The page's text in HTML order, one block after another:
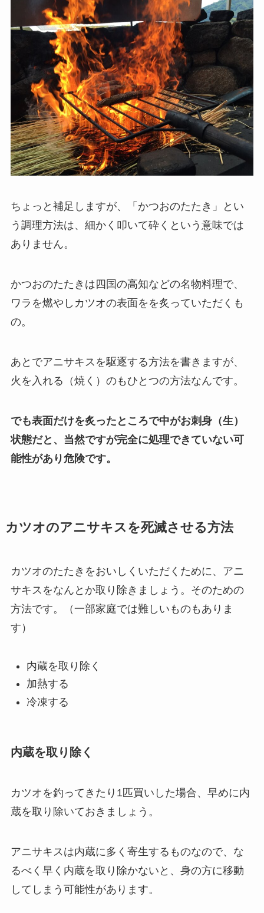
ちょっと補足しますが、
「かつおのたたき」とい
う調理方法は、 細かく叩いて砕くという意味では
ありません。
かつおのたたきは四国の高知などの名物料理で、
ワラを燃やしカツオの表面をを炙っていただくも
の。
あとでアニサキスを駆逐する方法を書きますが、
火を入れる（焼く）のもひとつの方法なんです。
でも表面だけを炙ったところで中がお刺身（生）
状態だと、 当然ですが完全に処理できていない可
能性があり危険です。
カツオのアニサキスを死滅させる方法
カツオのたたきをおいしくいただくために、 アニ
サキスをなんとか取り除きましょう。 そのための
方法です。（一部家庭では難しいものもありま
す）
内蔵を取り除く
加熱する
冷凍する
内蔵を取り除く
カツオを釣ってきたり1匹買いした場合、 早めに内
蔵を取り除いておきましょう。
アニサキスは内蔵に多く寄生するものなので、 な
るべく早く内蔵を取り除かないと、 身の方に移動
してしまう可能性があります。